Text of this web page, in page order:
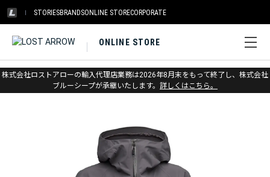
STORIESBRANDSONLINE STORECORPORATE
ONLINE STORE
株式会社ロストアローの輸入代理店業務は2026年8月末をもって終了し、株式会社
ブルーシープが承継いたします。 詳しくはこちら。
ホーム > ブラックダイヤモンド > アパレル > ジャケット
アウターシェル